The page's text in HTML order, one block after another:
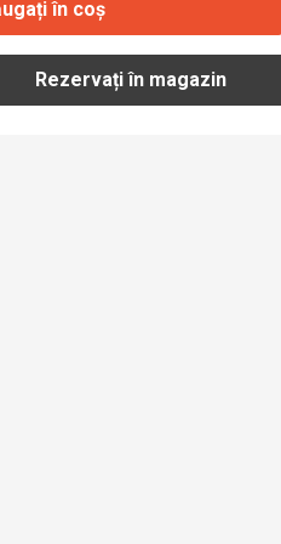
în coș
Rezervați în magazin